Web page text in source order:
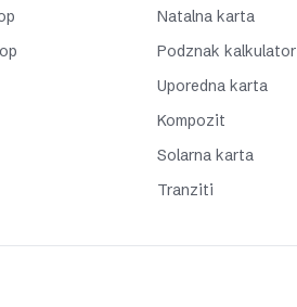
Natalna karta
Podznak kalkulator
Uporedna karta
Kompozit
Solarna karta
Tranziti